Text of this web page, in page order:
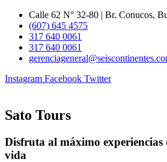
contenido
Calle 62 N° 32-80 | Br. Conucos,
(607) 645 4575
317 640 0061
317 640 0061
Instagram Facebook Twitter
Sato Tours
Disfruta al máximo
vida